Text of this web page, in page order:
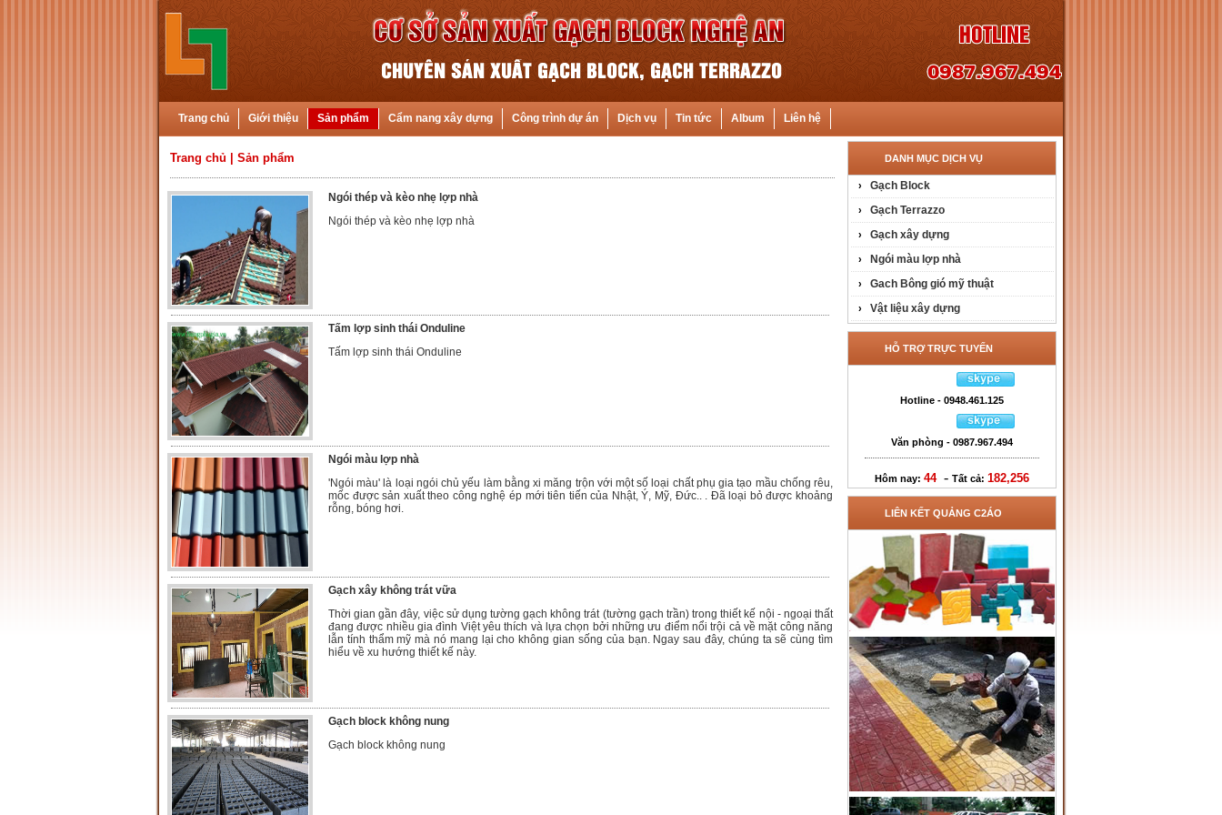
Trang chủ Giới thiệu Sản phẩm Cẩm nang xây dựng Công trình dự án Dịch vụ Tin tức Album Liên hệ
Trang chủ Sản phẩm
Ngói thép và kèo nhẹ lợp nhà
Ngói thép và kèo nhẹ lợp nhà
Tấm lợp sinh thái Onduline
Tấm lợp sinh thái Onduline
Ngói màu lợp nhà
'Ngói màu' là loại ngói chủ yếu làm bằng xi măng trộn với một số loại chất phụ gia tạo mầu chống rêu,
mốc được sản xuất theo công nghệ ép mới tiên tiến của Nhật, Ý, Mỹ, Đức.. . Đã loại bỏ được khoảng
rỗng, bóng hơi.
Gạch xây không trát vữa
Thời gian gần đây, việc sử dụng tường gạch không trát (tường gạch trần) trong thiết kế nội - ngoại thất
đang được nhiều gia đình Việt yêu thích và lựa chọn bởi những ưu điểm nổi trội cả về mặt công năng
lẫn tính thẩm mỹ mà nó mang lại cho không gian sống của bạn. Ngay sau đây, chúng ta sẽ cùng tìm
hiểu về xu hướng thiết kế này.
Gạch block không nung
Gạch block không nung
DANH MỤC DỊCH VỤ
› Gạch Block
› Gạch Terrazzo
› Gạch xây dựng
› Ngói màu lợp nhà
› Gach Bông gió mỹ thuật
› Vật liệu xây dựng
HỖ TRỢ TRỰC TUYẾN
Hotline - 0948.461.125
Văn phòng - 0987.967.494
Hôm nay: 44- Tất cả: 182,256
LIÊN KẾT QUẢNG C2ÁO